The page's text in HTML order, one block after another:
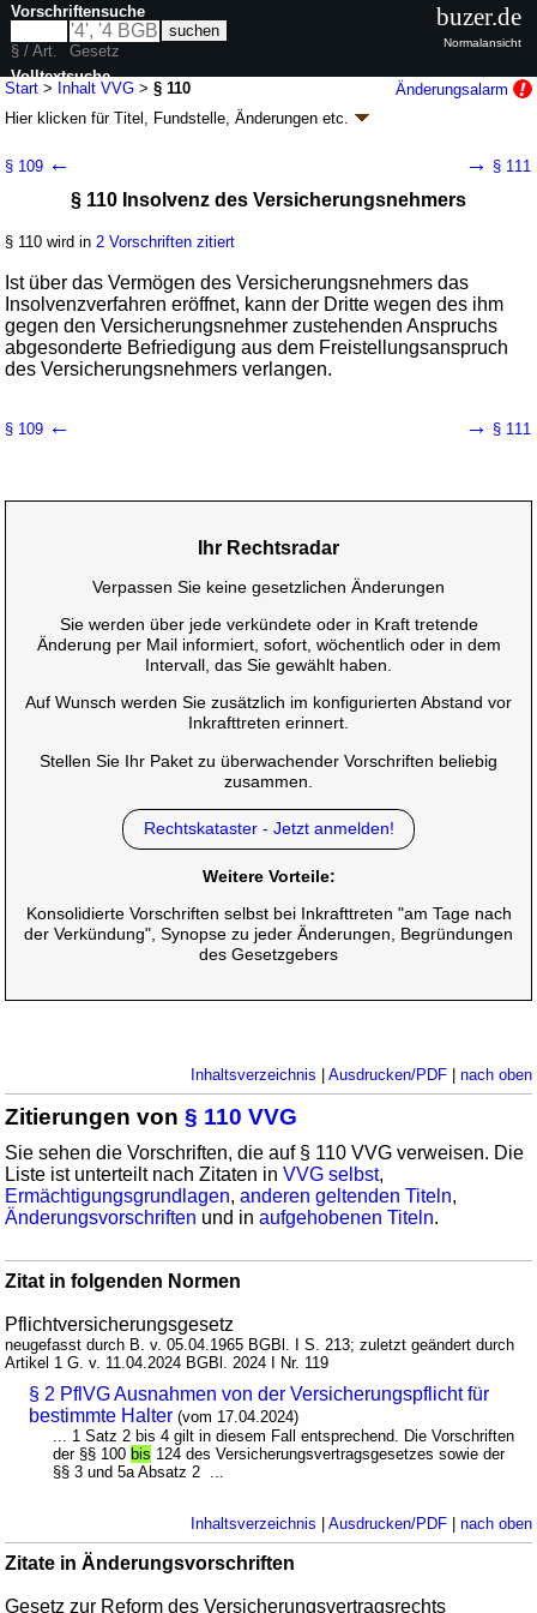
Start > Inhalt VVG >§ 110
Änderungsalarm
Hier klicken fürTitel, Fundstelle, Änderungen etc.
Artikel 12G. v. 26.05.2026BGBl. 2026 I Nr. 156
40 weitere Fassungen | Drucksachen / Entwurf / Begründung
Teil 2 Einzelne Versicherungszweige
Kapitel 1 Haftpflichtversicherung
Abschnitt 1 Allgemeine Vorschriften
§ 109 ← → § 111
§ 110 Insolvenz des Versicherungsnehmers
§ 110 wird in 2 Vorschriften zitiert
Ist über das Vermögen des Versicherungsnehmers das
Insolvenzverfahren eröffnet, kann der Dritte wegen des ihm
gegen den Versicherungsnehmer zustehenden Anspruchs
abgesonderte Befriedigung aus dem Freistellungsanspruch
des Versicherungsnehmers verlangen.
§ 109 ← → § 111
Ihr Rechtsradar
Verpassen Sie keine gesetzlichen Änderungen
Sie werden über jede verkündete oder in Kraft tretende
Änderung per Mail informiert, sofort, wöchentlich oder in dem
Intervall, das Sie gewählt haben.
Auf Wunsch werden Sie zusätzlich im konfigurierten Abstand vor
Inkrafttreten erinnert.
Stellen Sie Ihr Paket zu überwachender Vorschriften beliebig
zusammen.
Rechtskataster - Jetzt anmelden!
Weitere Vorteile:
Konsolidierte Vorschriften selbst bei Inkrafttreten "am Tage nach
der Verkündung", Synopse zu jeder Änderungen, Begründungen
des Gesetzgebers
Inhaltsverzeichnis Ausdrucken/PDF| nach oben
Zitierungen von§ 110 VVG
Sie sehen die Vorschriften, die auf § 110 VVG verweisen. Die
Liste ist unterteilt nach Zitaten inVVG selbst,
Ermächtigungsgrundlagen,anderen geltenden Titeln,
Änderungsvorschriften und inaufgehobenen Titeln.
Zitat in folgenden Normen
Pflichtversicherungsgesetz
neugefasst durch B. v. 05.04.1965 BGBl. I S. 213; zuletzt geändert durch
Artikel 1 G. v. 11.04.2024 BGBl. 2024 I Nr. 119
§ 2 PflVG Ausnahmen von der Versicherungspflicht für
bestimmte Halter (vom 17.04.2024)
... 1 Satz 2 bis 4 gilt in diesem Fall entsprechend. Die Vorschriften
der §§ 100 bis 124 des Versicherungsvertragsgesetzes sowie der
§§ 3 und 5a Absatz 2 ...
Inhaltsverzeichnis Ausdrucken/PDF| nach oben
Zitate in Änderungsvorschriften
Gesetz zur Reform des Versicherungsvertragsrechts
Vorschriftensuche
§ / Art.
Gesetz
Volltextsuche
nur in VVG
buzer.de
Normalansicht